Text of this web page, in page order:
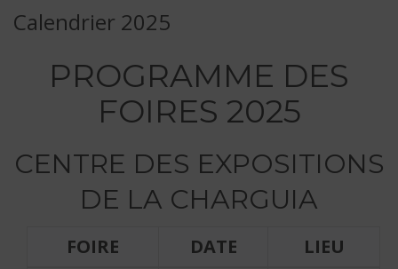
Calendrier 2025
PROGRAMME DES
FOIRES 2025
CENTRE DES EXPOSITIONS
DE LA CHARGUIA
FOIRE DATE
LIEU